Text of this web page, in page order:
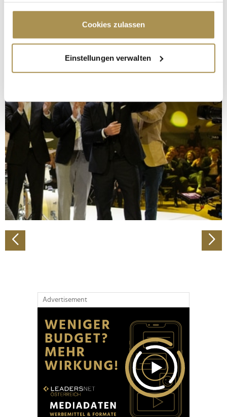
Cookie-Erklärung oder durch Klicken auf das Privacy
Trigger Symbol ändern oder widerrufen
Informationen über Ihre geografische Lage
erfassen, welche bis auf einige Meter genau sein
bestimmten Merkmalen (Fingerprinting) identifizieren
Erfahren Sie mehr darüber, wie Ihre persönlichen Daten
verarbeitet werden, und legen Sie Ihre Präferenzen im
Abschnitt Einzelheiten
fest.
Wir verwenden Cookies, um Inhalte und Anzeigen zu
personalisieren, Funktionen für soziale Medien anbieten
zu können und die Zugriffe auf unsere Website zu
analysieren. Außerdem geben wir Informationen zu Ihrer
Verwendung unserer Website an unsere Partner für
soziale Medien, Werbung und Analysen weiter. Unsere
Partner führen diese Informationen möglicherweise mit
Cookies zulassen
Einstellungen verwalten
Advertisement